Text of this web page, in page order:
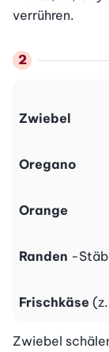
verrühren.
Zwiebel
Oregano
Orange
Randen -
Frischkäse
Zwiebel